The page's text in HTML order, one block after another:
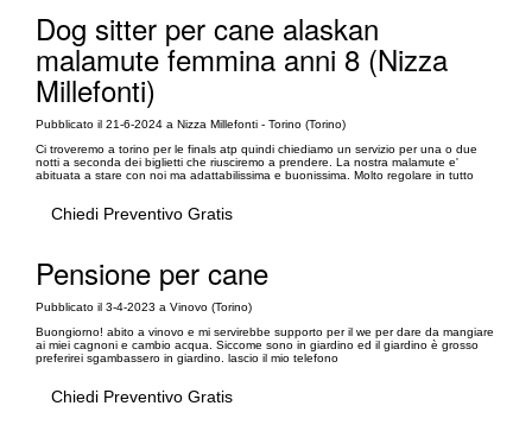
Dog sitter per cane alaskan
malamute femmina anni 8 (Nizza
Millefonti)
Pubblicato il 21-6-2024 a Nizza Millefonti - Torino (Torino)
Ci troveremo a torino per le finals atp quindi chiediamo un servizio per una o due
notti a seconda dei biglietti che riusciremo a prendere. La nostra malamute e'
abituata a stare con noi ma adattabilissima e buonissima. Molto regolare in tutto
Chiedi Preventivo Gratis
Pensione per cane
Pubblicato il 3-4-2023 a Vinovo (Torino)
Buongiorno! abito a vinovo e mi servirebbe supporto per il we per dare da mangiare
ai miei cagnoni e cambio acqua. Siccome sono in giardino ed il giardino è grosso
preferirei sgambassero in giardino. lascio il mio telefono
Chiedi Preventivo Gratis